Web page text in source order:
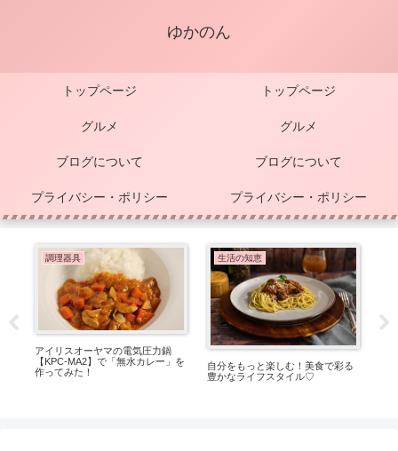
ゆかのん
トップページ トップページ
グルメ グルメ
ブログについて ブログについて
プライバシー・ポリシー プライバシー・ポリシー
調理器具
アイリスオーヤマの電気圧力鍋
【KPC-MA2】で「無水カレー」を
作ってみた！
生活の知恵
自分をもっと楽しむ！美食で彩る
豊かなライフスタイル♡